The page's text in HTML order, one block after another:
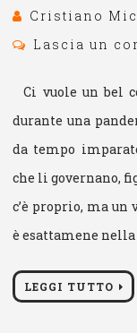
Cristiano
Lascia un
Ci vuole un bel
durante una
da tempo
che li governano,
c’è proprio, ma un
è esattamene nella
LEGGI TUTTO